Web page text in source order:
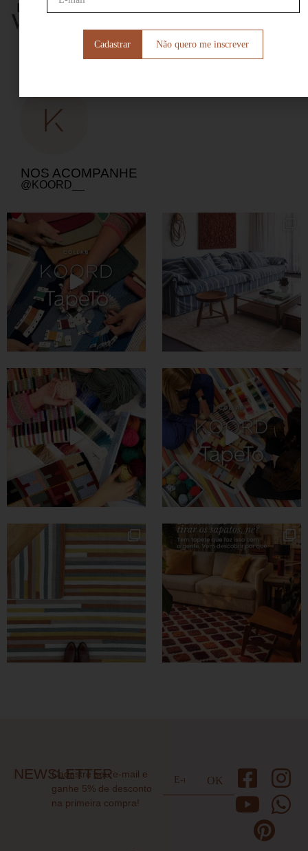
VER MAIS
NOS ACOMPANHE
@KOORD__
NEWSLETTER
Cadastre seu e-mail e
ganhe 5% de desconto
na primeira compra!
Não quero me inscrever